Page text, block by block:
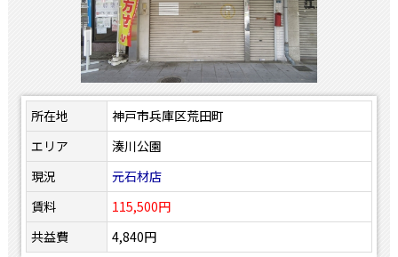
所在地
神戸市兵庫区荒田町
エリア
湊川公園
現況
元石材店
賃料
115,500円
共益費
4,840円